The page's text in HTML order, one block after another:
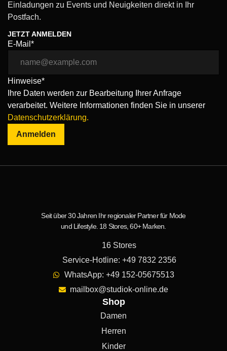
Einladungen zu Events und Neuigkeiten direkt in Ihr
Postfach.
JETZT ANMELDEN
E-Mail*
Hinweise*
Ihre Daten werden zur Bearbeitung Ihrer Anfrage
verarbeitet. Weitere Informationen finden Sie in unserer
Datenschutzerklärung.
Anmelden
Seit über 30 Jahren Ihr regionaler Partner für Mode
und Lifestyle. 18 Stores, 60+ Marken.
16 Stores
Service-Hotline: +49 7832 2356
WhatsApp: +49 152-05675513
mailbox@studiok-online.de
Shop
Damen
Herren
Kinder